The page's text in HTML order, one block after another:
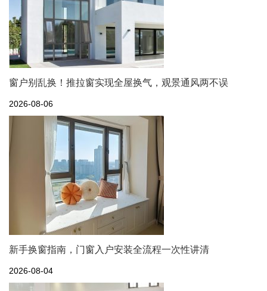
窗户别乱换！推拉窗实现全屋换气，观景通风两不误
2026-08-06
新手换窗指南，门窗入户安装全流程一次性讲清
2026-08-04